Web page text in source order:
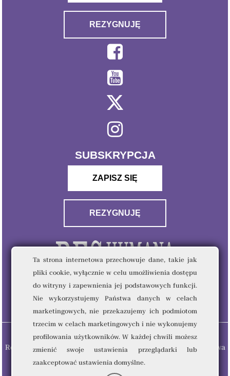
REZYGNUJĘ
SUBSKRYPCJA
ZAPISZ SIĘ
REZYGNUJĘ
Res Humana & Quality Writing Sp. z o.o © 2023 - Wszelkie prawa
Ta strona internetowa przechowuje dane, takie jak
pliki cookie, wyłącznie w celu umożliwienia dostępu
do witryny i zapewnienia jej podstawowych funkcji.
Nie wykorzystujemy Państwa danych w celach
marketingowych, nie przekazujemy ich podmiotom
trzecim w celach marketingowych i nie wykonujemy
profilowania użytkowników. W każdej chwili możesz
zmienić swoje ustawienia przeglądarki lub
zaakceptować ustawienia domyślne.